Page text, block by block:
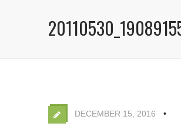
DECEMBER 15, 2016